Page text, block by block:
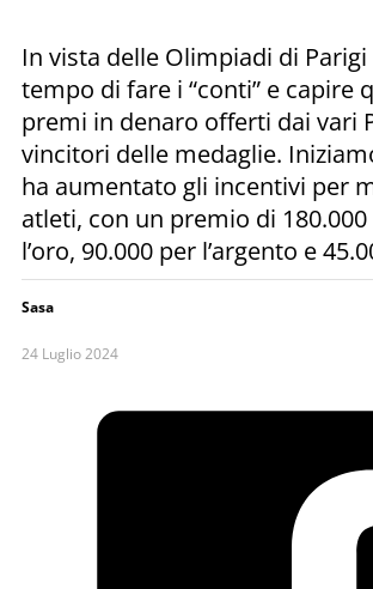
In vista delle Olimpiadi di Parigi
tempo di fare i “conti” e capire
premi in denaro offerti dai vari
vincitori delle medaglie.
ha aumentato gli incentivi per
atleti, con un premio di
l’oro, 90.000 per l’argento e
Sasa
24 Luglio 2024